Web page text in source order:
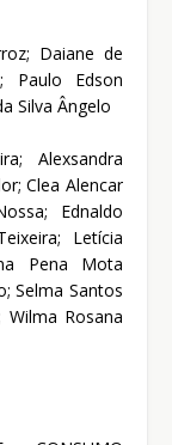
Daiane de
Paulo Edson
Silva Ângelo
Alexsandra
Clea Alencar
Ednaldo
Letícia
Pena Mota
Selma Santos
Wilma Rosana